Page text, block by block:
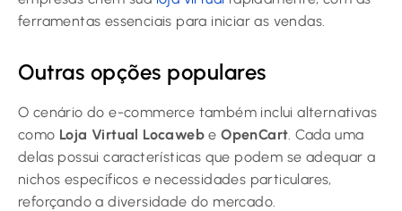
ferramentas essenciais para iniciar as vendas.
Outras opções populares
O cenário do e-commerce também inclui alternativas
como Loja Virtual Locaweb eOpenCart . Cada uma
delas possui características que podem se adequar a
nichos específicos e necessidades particulares,
reforçando a diversidade do mercado.